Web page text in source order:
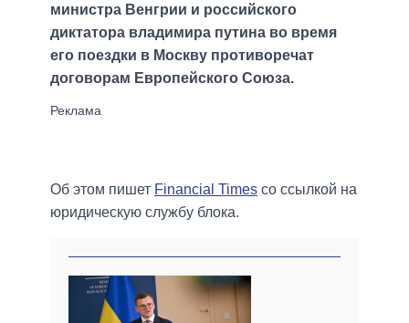
министра Венгрии и российского
диктатора владимира путина во время
его поездки в Москву противоречат
договорам Европейского Союза.
Об этом пишет Financial Times со ссылкой на
юридическую службу блока.